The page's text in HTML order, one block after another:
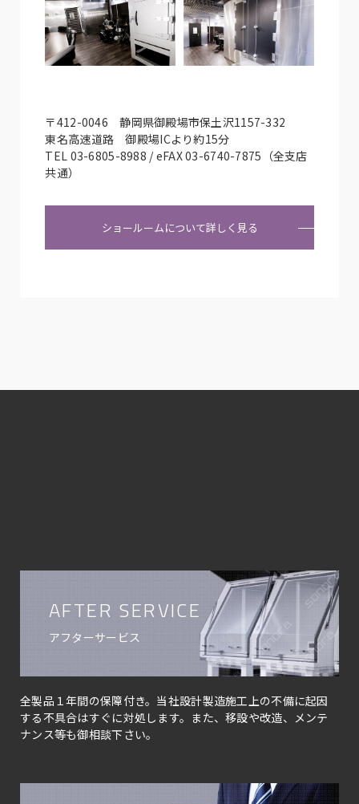
〒412-0046 静岡県御殿場市保土沢1157-332
東名高速道路 御殿場ICより約15分
TEL 03-6805-8988 / eFAX 03-6740-7875（全支店
共通）
ショールームについて詳しく見る
AFTER SERVICE
アフターサービス
全製品１年間の保障付き。当社設計製造施工上の不備に起因
する不具合はすぐに対処します。また、移設や改造、メンテ
ナンス等も御相談下さい。